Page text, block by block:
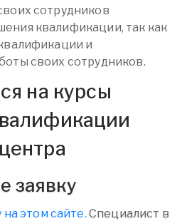
сотрудников
квалификации, так как
и
своих сотрудников.
на курсы
заявку
этом сайте. Специалист в